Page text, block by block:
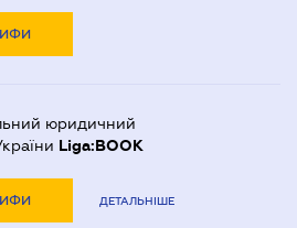
юридичний
Liga:BOOK
ДЕТАЛЬНІШЕ